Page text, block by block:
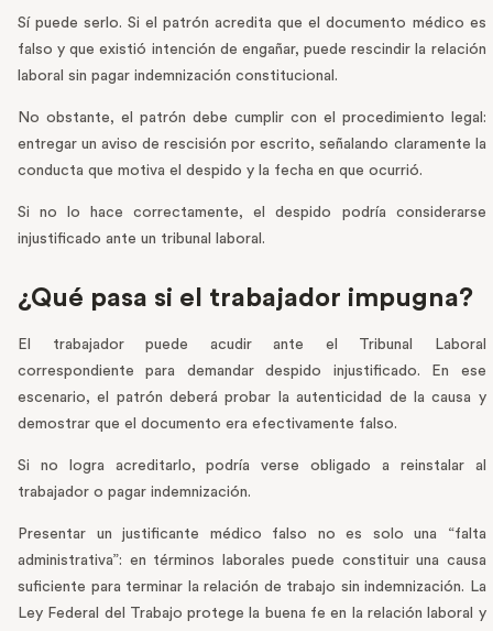
Sí puede serlo. Si el patrón acredita que el documento médico es
falso y que existió intención de engañar, puede rescindir la relación
laboral sin pagar indemnización constitucional.
No obstante, el patrón debe cumplir con el procedimiento legal:
entregar un aviso de rescisión por escrito, señalando claramente la
conducta que motiva el despido y la fecha en que ocurrió.
Si no lo hace correctamente, el despido podría considerarse
injustificado ante un tribunal laboral.
¿Qué pasa si el trabajador impugna?
El trabajador puede acudir ante el Tribunal Laboral
correspondiente para demandar despido injustificado. En ese
escenario, el patrón deberá probar la autenticidad de la causa y
demostrar que el documento era efectivamente falso.
Si no logra acreditarlo, podría verse obligado a reinstalar al
trabajador o pagar indemnización.
Presentar un justificante médico falso no es solo una “falta
administrativa”: en términos laborales puede constituir una causa
suficiente para terminar la relación de trabajo sin indemnización. La
Ley Federal del Trabajo protege la buena fe en la relación laboral y